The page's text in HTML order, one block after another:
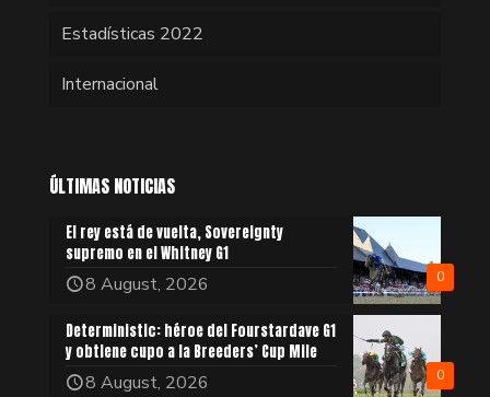
Estadísticas 2022
Internacional
ÚLTIMAS NOTICIAS
0
El rey está de vuelta, Sovereignty
supremo en el Whitney G1
8 August, 2026
0
Deterministic: héroe del Fourstardave G1
y obtiene cupo a la Breeders’ Cup Mile
8 August, 2026